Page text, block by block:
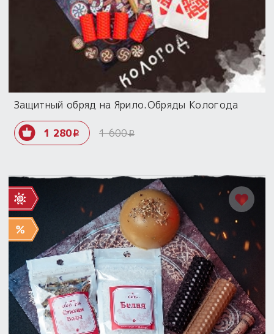
Защитный обряд на Ярило.Обряды Кологода
1 280i 1 600i